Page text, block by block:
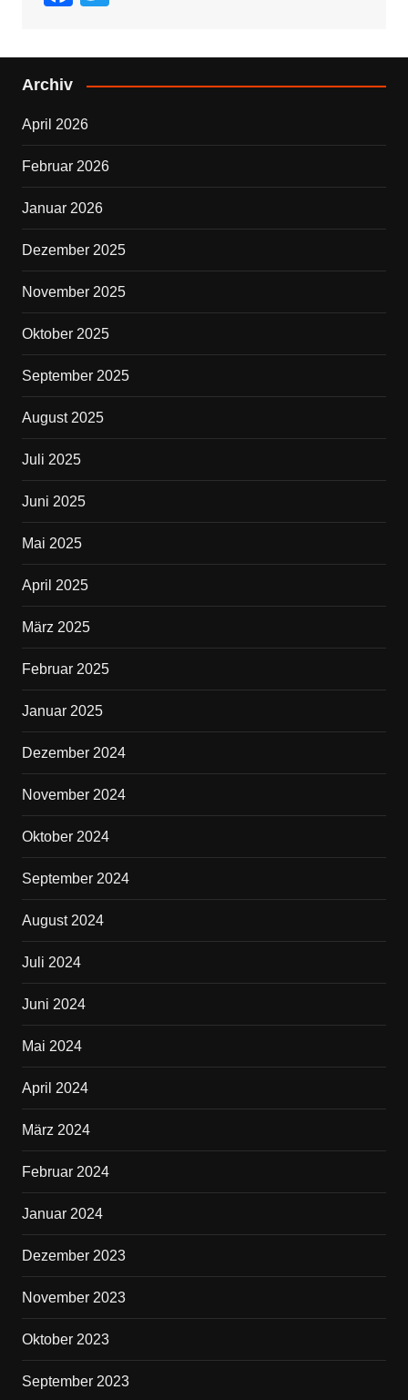
c
e
o
o
k
tt
er
Archiv
April 2026
Februar 2026
Januar 2026
Dezember 2025
November 2025
Oktober 2025
September 2025
August 2025
Juli 2025
Juni 2025
Mai 2025
April 2025
März 2025
Februar 2025
Januar 2025
Dezember 2024
November 2024
Oktober 2024
September 2024
August 2024
Juli 2024
Juni 2024
Mai 2024
April 2024
März 2024
Februar 2024
Januar 2024
Dezember 2023
November 2023
Oktober 2023
September 2023